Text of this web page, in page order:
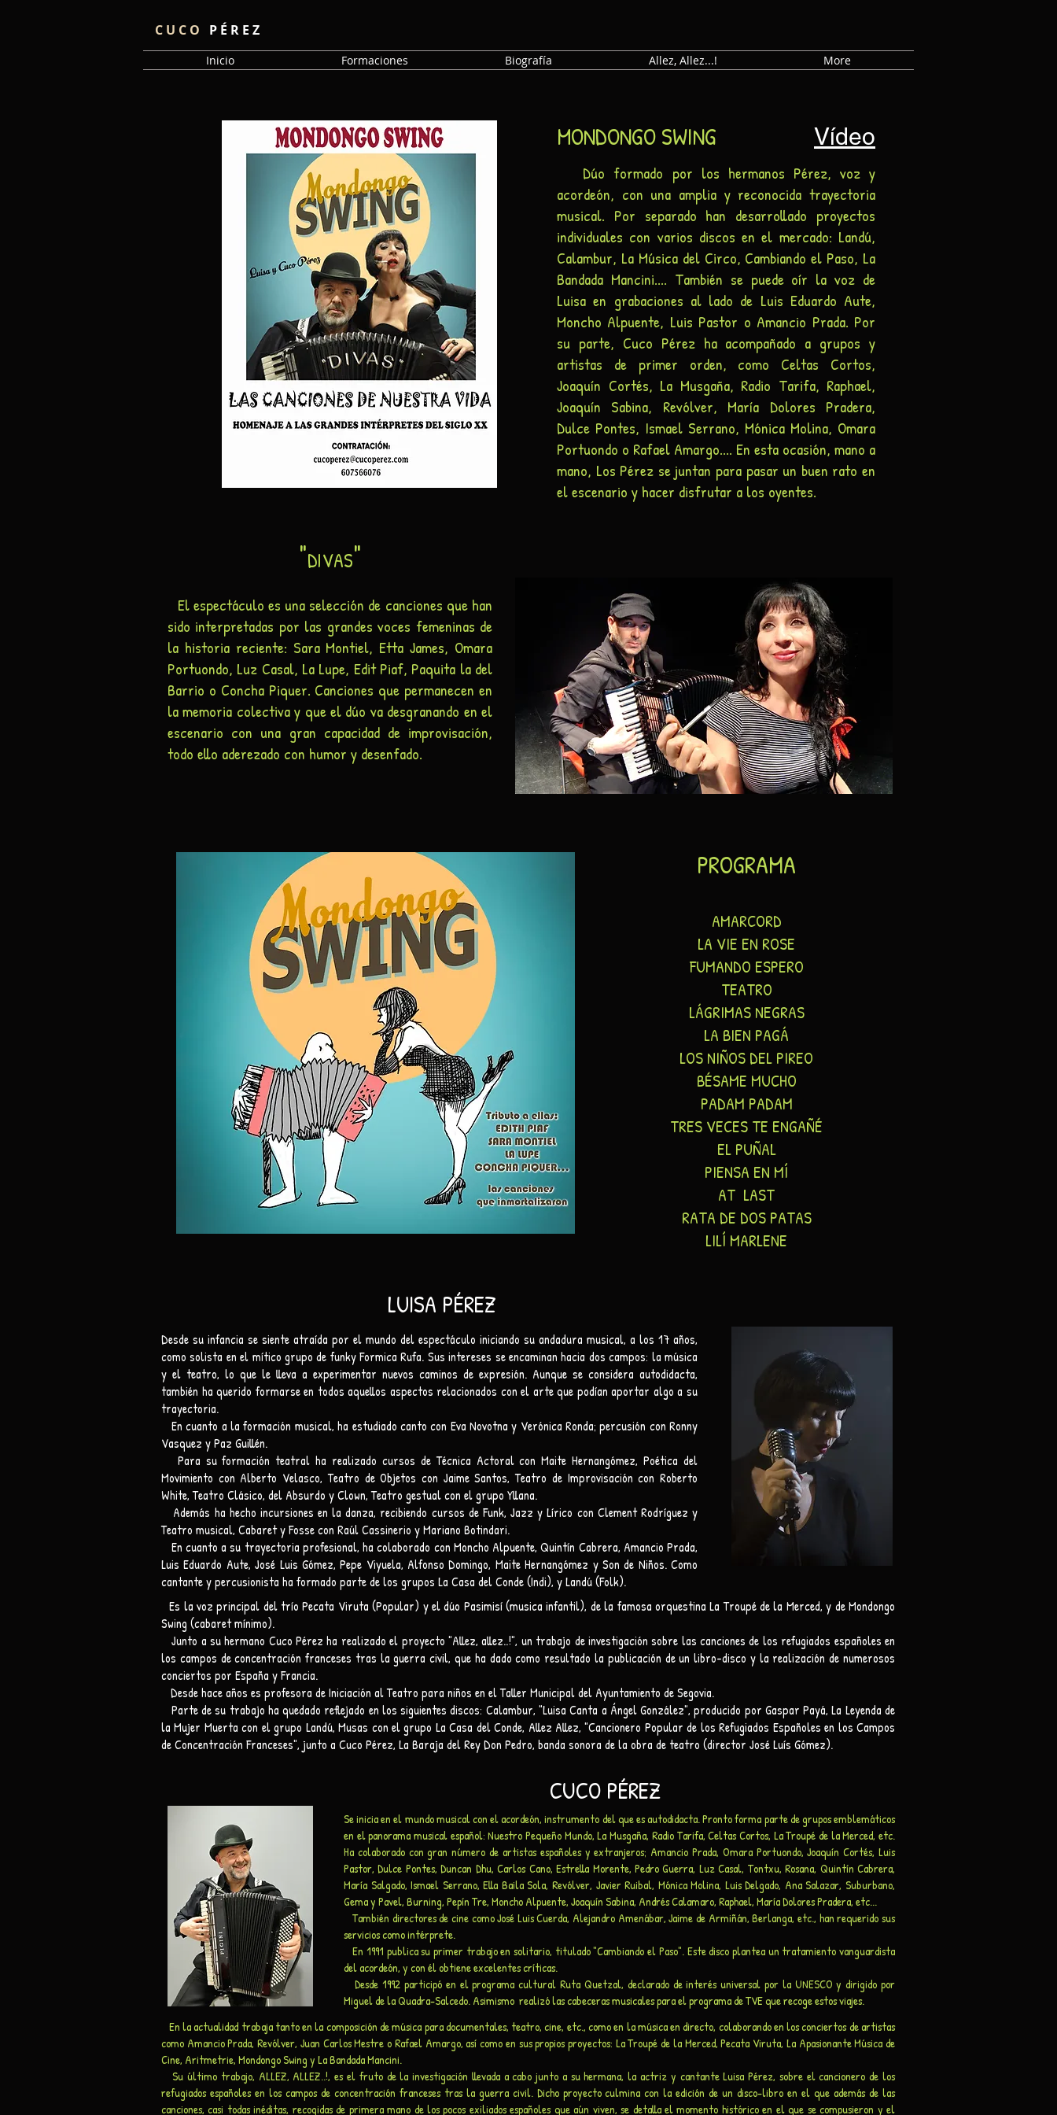
C U C O P É R E Z
Inicio Formaciones Biografía Allez, Allez...! More
MONDONGO SWING Vídeo
Dúo formado por los hermanos Pérez, voz y
acordeón, con una amplia y reconocida trayectoria
musical. Por separado han desarrollado proyectos
individuales con varios discos en el mercado: Landú,
Calambur, La Música del Circo, Cambiando el Paso, La
Bandada Mancini.... También se puede oír la voz de
Luisa en grabaciones al lado de Luis Eduardo Aute,
Moncho Alpuente, Luis Pastor o Amancio Prada. Por
su parte, Cuco Pérez ha acompañado a grupos y
artistas de primer orden, como Celtas Cortos,
Joaquín Cortés, La Musgaña, Radio Tarifa, Raphael,
Joaquín Sabina, Revólver, María Dolores Pradera,
Dulce Pontes, Ismael Serrano, Mónica Molina, Omara
Portuondo o Rafael Amargo.... En esta ocasión, mano a
mano, Los Pérez se juntan para pasar un buen rato en
el escenario y hacer disfrutar a los oyentes.
"DIVAS"
El espectáculo es una selección de canciones que han
sido interpretadas por las grandes voces femeninas de
la historia reciente: Sara Montiel, Etta James, Omara
Portuondo, Luz Casal, La Lupe, Edit Piaf, Paquita la del
Barrio o Concha Piquer. Canciones que permanecen en
la memoria colectiva y que el dúo va desgranando en el
escenario con una gran capacidad de improvisación,
todo ello aderezado con humor y desenfado.
PROGRAMA
AMARCORD
LA VIE EN ROSE
FUMANDO ESPERO
TEATRO
LÁGRIMAS NEGRAS
LA BIEN PAGÁ
LOS NIÑOS DEL PIREO
BÉSAME MUCHO
PADAM PADAM
TRES VECES TE ENGAÑÉ
EL PUÑAL
PIENSA EN MÍ
AT LAST
RATA DE DOS PATAS
LILÍ MARLENE
LUISA PÉREZ
Desde su infancia se siente atraída por el mundo del espectáculo iniciando su andadura musical, a los 17 años,
como solista en el mítico grupo de funky Formica Rufa. Sus intereses se encaminan hacia dos campos: la música
y el teatro, lo que le lleva a experimentar nuevos caminos de expresión. Aunque se considera autodidacta,
también ha querido formarse en todos aquellos aspectos relacionados con el arte que podían aportar algo a su
trayectoria.
En cuanto a la formación musical, ha estudiado canto con Eva Novotna y Verónica Ronda; percusión con Ronny
Vasquez y Paz Guillén.
Para su formación teatral ha realizado cursos de Técnica Actoral con Maite Hernangómez, Poética del
Movimiento con Alberto Velasco, Teatro de Objetos con Jaime Santos, Teatro de Improvisación con Roberto
White, Teatro Clásico, del Absurdo y Clown, Teatro gestual con el grupo Yllana.
Además ha hecho incursiones en la danza, recibiendo cursos de Funk, Jazz y Lírico con Clement Rodríguez y
Teatro musical, Cabaret y Fosse con Raúl Cassinerio y Mariano Botindari.
En cuanto a su trayectoria profesional, ha colaborado con Moncho Alpuente, Quintín Cabrera, Amancio Prada,
Luis Eduardo Aute, José Luis Gómez, Pepe Viyuela, Alfonso Domingo, Maite Hernangómez y Son de Niños. Como
cantante y percusionista ha formado parte de los grupos La Casa del Conde (Indi), y Landú (Folk).
Es la voz principal del trío Pecata Viruta (Popular) y el dúo Pasimisí (musica infantil), de la famosa orquestina La Troupé de la Merced, y de Mondongo
Swing (cabaret mínimo).
Junto a su hermano Cuco Pérez ha realizado el proyecto "Allez, allez..!", un trabajo de investigación sobre las canciones de los refugiados españoles en
los campos de concentración franceses tras la guerra civil, que ha dado como resultado la publicación de un libro-disco y la realización de numerosos
conciertos por España y Francia.
Desde hace años es profesora de Iniciación al Teatro para niños en el Taller Municipal del Ayuntamiento de Segovia.
Parte de su trabajo ha quedado reflejado en los siguientes discos: Calambur, "Luisa Canta a Ángel González", producido por Gaspar Payá, La Leyenda de
la Mujer Muerta con el grupo Landú, Musas con el grupo La Casa del Conde, Allez Allez, "Cancionero Popular de los Refugiados Españoles en los Campos
de Concentración Franceses", junto a Cuco Pérez, La Baraja del Rey Don Pedro, banda sonora de la obra de teatro (director José Luís Gómez).
CUCO PÉREZ
Se inicia en el mundo musical con el acordeón, instrumento del que es autodidacta. Pronto forma parte de grupos emblemáticos
en el panorama musical español: Nuestro Pequeño Mundo, La Musgaña, Radio Tarifa, Celtas Cortos, La Troupé de la Merced, etc.
Ha colaborado con gran número de artistas españoles y extranjeros; Amancio Prada, Omara Portuondo, Joaquín Cortés, Luis
Pastor, Dulce Pontes, Duncan Dhu, Carlos Cano, Estrella Morente, Pedro Guerra, Luz Casal, Tontxu, Rosana, Quintín Cabrera,
María Salgado, Ismael Serrano, Ella Baila Sola, Revólver, Javier Ruibal, Mónica Molina, Luis Delgado, Ana Salazar, Suburbano,
Gema y Pavel, Burning, Pepín Tre, Moncho Alpuente, Joaquín Sabina, Andrés Calamaro, Raphael, María Dolores Pradera, etc...
También directores de cine como José Luis Cuerda, Alejandro Amenábar, Jaime de Armiñán, Berlanga, etc., han requerido sus
servicios como intérprete.
En 1991 publica su primer trabajo en solitario, titulado "Cambiando el Paso". Este disco plantea un tratamiento vanguardista
del acordeón, y con él obtiene excelentes críticas.
Desde 1992 participó en el programa cultural Ruta Quetzal, declarado de interés universal por la UNESCO y dirigido por
Miguel de la Quadra-Salcedo. Asimismo realizó las cabeceras musicales para el programa de TVE que recoge estos viajes.
En la actualidad trabaja tanto en la composición de música para documentales, teatro, cine, etc., como en la música en directo, colaborando en los conciertos de artistas
como Amancio Prada, Revólver, Juan Carlos Mestre o Rafael Amargo, así como en sus propios proyectos: La Troupé de la Merced, Pecata Viruta, La Apasionante Música de
Cine, Aritmetrie, Mondongo Swing y La Bandada Mancini.
Su último trabajo, ALLEZ, ALLEZ..!, es el fruto de la investigación llevada a cabo junto a su hermana, la actriz y cantante Luisa Pérez, sobre el cancionero de los
refugiados españoles en los campos de concentración franceses tras la guerra civil. Dicho proyecto culmina con la edición de un disco-libro en el que además de las
canciones, casi todas inéditas, recogidas de primera mano de los pocos exiliados españoles que aún viven, se detalla el momento histórico en el que se compusieron y el